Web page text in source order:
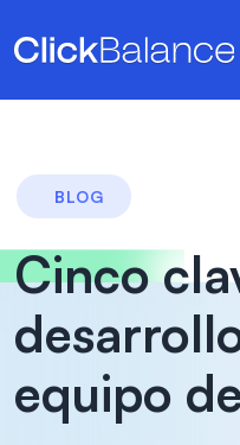
BLOG
Cinco
equipo